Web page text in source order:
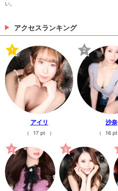
れん じゅん
い。
アクセスランキング
1
アイリ
（ 17 pt ）
2
沙奈
（ 16 pt
4 5